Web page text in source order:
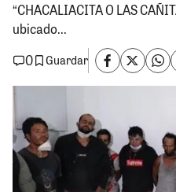
“CHACALIACITA O LAS
ubicado...
0
Guardar